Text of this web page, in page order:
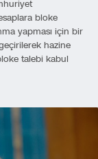
bloke
yapması için bir
hazine
talebi kabul